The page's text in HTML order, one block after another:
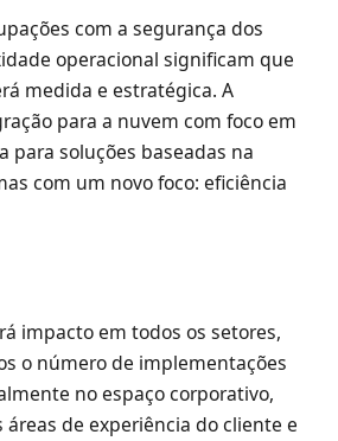
com a segurança dos
operacional significam que
medida e estratégica. A
para a nuvem com foco em
para soluções baseadas na
com um novo foco: eficiência
impacto em todos os setores,
o número de implementações
no espaço corporativo,
de experiência do cliente e